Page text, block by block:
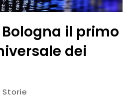
Bologna il primo
dei
Storie